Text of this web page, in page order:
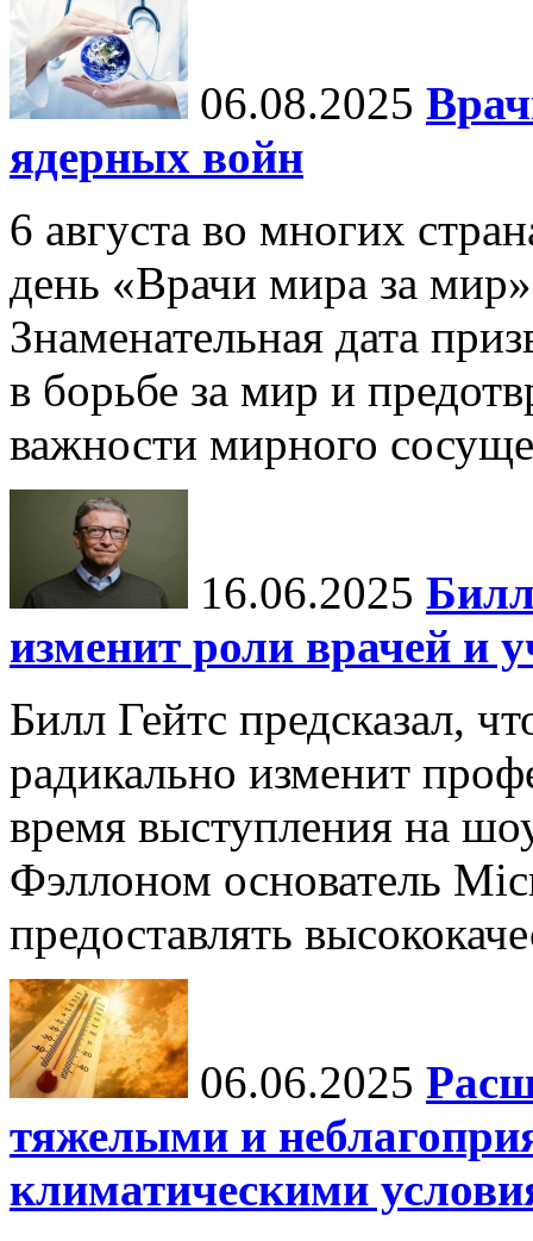
06.08.2025
ядерных войн
6 августа во многих
день «Врачи мира за
Знаменательная дата
в борьбе за мир и
важности мирного
16.06.2025
изменит роли врачей и
Билл Гейтс предсказал,
радикально изменит
время выступления на
Фэллоном основатель
предоставлять
06.06.2025
тяжелыми и
климатическими